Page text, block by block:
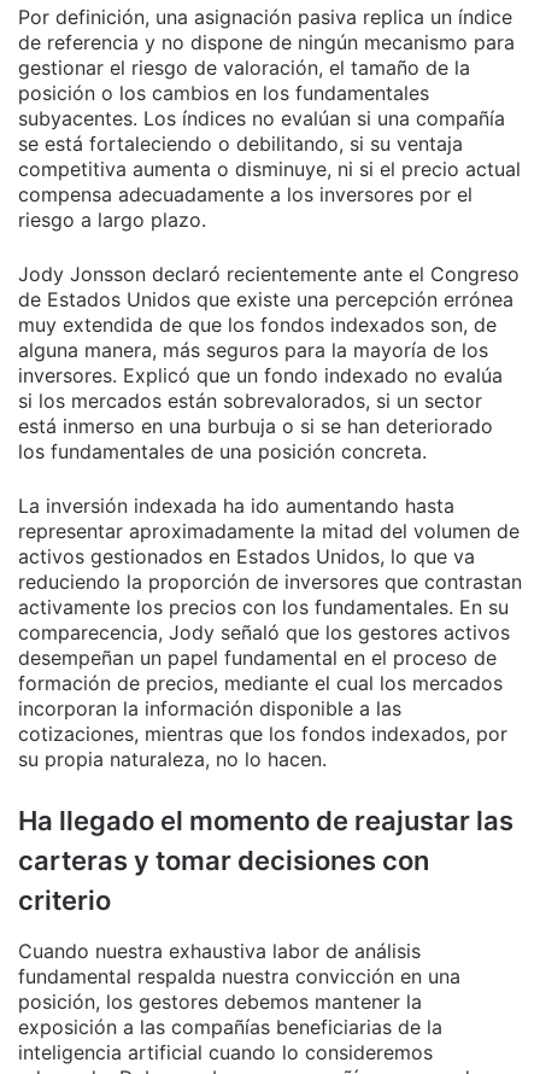
Por definición, una asignación pasiva replica un índice
de referencia y no dispone de ningún mecanismo para
gestionar el riesgo de valoración, el tamaño de la
posición o los cambios en los fundamentales
subyacentes. Los índices no evalúan si una compañía
se está fortaleciendo o debilitando, si su ventaja
competitiva aumenta o disminuye, ni si el precio actual
compensa adecuadamente a los inversores por el
riesgo a largo plazo.
Jody Jonsson declaró recientemente ante el Congreso
de Estados Unidos que existe una percepción errónea
muy extendida de que los fondos indexados son, de
alguna manera, más seguros para la mayoría de los
inversores. Explicó que un fondo indexado no evalúa
si los mercados están sobrevalorados, si un sector
está inmerso en una burbuja o si se han deteriorado
los fundamentales de una posición concreta.
La inversión indexada ha ido aumentando hasta
representar aproximadamente la mitad del volumen de
activos gestionados en Estados Unidos, lo que va
reduciendo la proporción de inversores que contrastan
activamente los precios con los fundamentales. En su
comparecencia, Jody señaló que los gestores activos
desempeñan un papel fundamental en el proceso de
formación de precios, mediante el cual los mercados
incorporan la información disponible a las
cotizaciones, mientras que los fondos indexados, por
su propia naturaleza, no lo hacen.
Ha llegado el momento de reajustar las
carteras y tomar decisiones con
criterio
Cuando nuestra exhaustiva labor de análisis
fundamental respalda nuestra convicción en una
posición, los gestores debemos mantener la
exposición a las compañías beneficiarias de la
inteligencia artificial cuando lo consideremos